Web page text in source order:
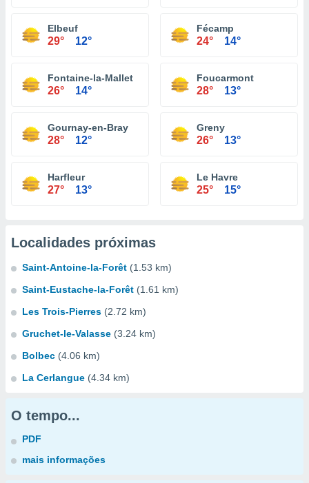
Elbeuf
29° 12°
Fécamp
24° 14°
Fontaine-la-Mallet
26° 14°
Foucarmont
28° 13°
Gournay-en-Bray
28° 12°
Greny
26° 13°
Harfleur
27° 13°
Le Havre
25° 15°
Localidades próximas
Saint-Antoine-la-Forêt (1.53 km)
Saint-Eustache-la-Forêt (1.61 km)
Les Trois-Pierres (2.72 km)
Gruchet-le-Valasse (3.24 km)
Bolbec (4.06 km)
La Cerlangue (4.34 km)
O tempo...
PDF
mais informações